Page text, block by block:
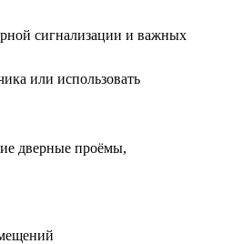
сигнализации и важных
или использовать
дверные проёмы,